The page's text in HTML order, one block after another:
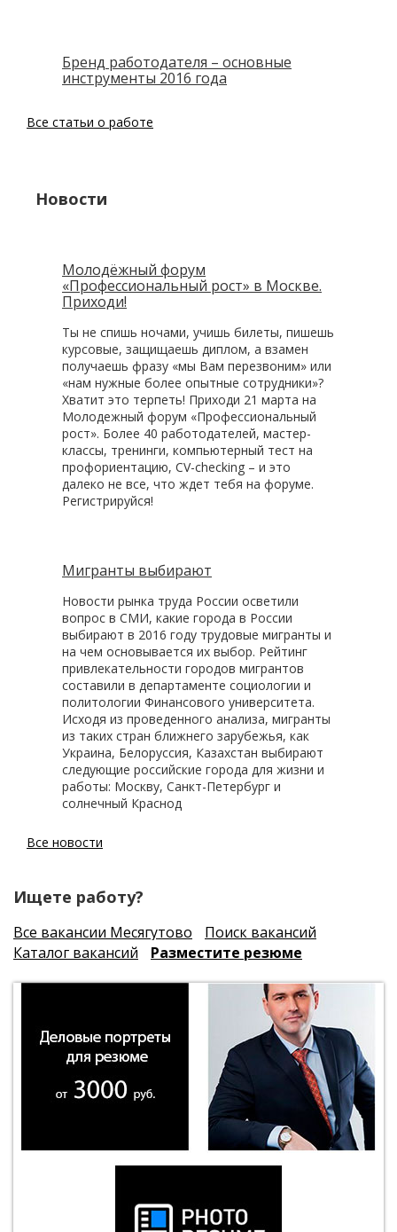
Бренд работодателя – основные
инструменты 2016 года
Все статьи о работе
Новости
Молодёжный форум
«Профессиональный рост» в Москве.
Приходи!
Ты не спишь ночами, учишь билеты, пишешь
курсовые, защищаешь диплом, а взамен
получаешь фразу «мы Вам перезвоним» или
«нам нужные более опытные сотрудники»?
Хватит это терпеть! Приходи 21 марта на
Молодежный форум «Профессиональный
рост». Более 40 работодателей, мастер-
классы, тренинги, компьютерный тест на
профориентацию, CV-checking – и это
далеко не все, что ждет тебя на форуме.
Регистрируйся!
Мигранты выбирают
Новости рынка труда России осветили
вопрос в СМИ, какие города в России
выбирают в 2016 году трудовые мигранты и
на чем основывается их выбор. Рейтинг
привлекательности городов мигрантов
составили в департаменте социологии и
политологии Финансового университета.
Исходя из проведенного анализа, мигранты
из таких стран ближнего зарубежья, как
Украина, Белоруссия, Казахстан выбирают
следующие российские города для жизни и
работы: Москву, Санкт-Петербург и
солнечный Краснод
Все новости
Ищете работу?
Все вакансии Месягутово
Поиск вакансий
Каталог вакансий
Разместите резюме